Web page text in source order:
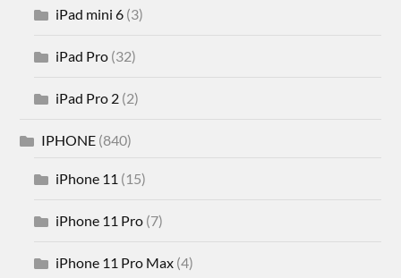
iPad mini 6 (3)
iPad Pro (32)
iPad Pro 2 (2)
IPHONE (840)
iPhone 11 (15)
iPhone 11 Pro (7)
iPhone 11 Pro Max (4)